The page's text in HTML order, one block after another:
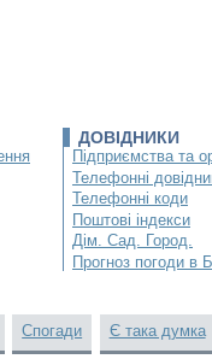
ДОВІДНИКИ
Підприємства та
Телефонні
Телефонні коди
Поштові індекси
Дім. Сад. Город.
Прогноз погоди в
Спогади Є така думка